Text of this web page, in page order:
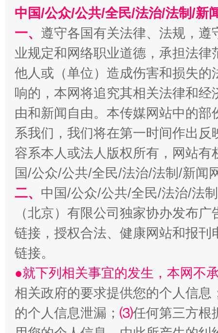
揭批美国五大"原罪" "炒
解纷+调解+退费，一次搞定
站台名比不上好声名
中国/公众/公共/全民/法治/法制/新
一、 遵守各国有关法律、法规，
业规定和网络职业道德，承担法
他人或（单位）造成伤害和损失
响的，本网将追究其相关法律和
由和新闻自由。本传媒网站中的
系我们，我们将在第一时间作出
容系本人或法人版权所有，网站
国/公众/公共/全民/法治/法制/新闻
二、 中国/公众/公共/全民/法治/法
（北京）有限公司独家协办发布
链接，授权合法、健康网站和报
链接。
●就下列相关事宜的发生，本网不
相关政府的要求提供您的个人信息
的个人信息泄漏； ⑶任何第三方根